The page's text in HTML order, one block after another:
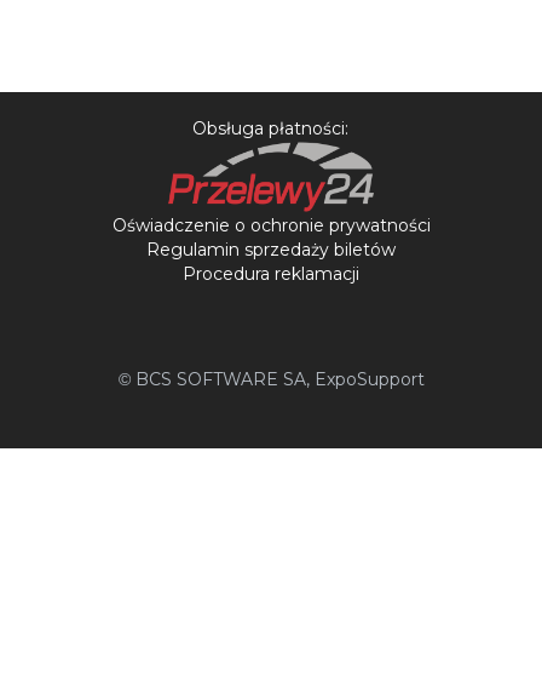
Obsługa płatności:
Oświadczenie o ochronie prywatności
Regulamin sprzedaży biletów
Procedura reklamacji
©BCS SOFTWARE SA, ExpoSupport